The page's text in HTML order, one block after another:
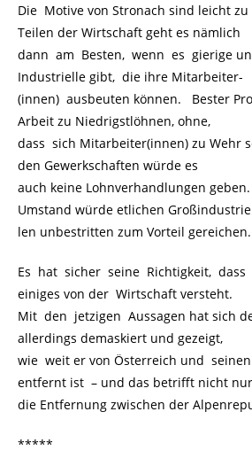
Die Motive von Stronach sind leicht
Teilen der Wirtschaft geht es nämlich
dann am Besten, wenn es gierige
Industrielle gibt, die ihre Mitarbeiter-
(innen) ausbeuten können. Bester
Arbeit zu Niedrigstlöhnen, ohne,
dass sich Mitarbeiter(innen) zu Wehr
den Gewerkschaften würde es
auch keine Lohnverhandlungen
Umstand würde etlichen
len unbestritten zum Vorteil gereichen.
Es hat sicher seine Richtigkeit, dass
einiges von der Wirtschaft versteht.
Mit den jetzigen Aussagen hat sich
allerdings demaskiert und gezeigt,
wie weit er von Österreich und
entfernt ist – und das betrifft nicht nur
die Entfernung zwischen der
*****